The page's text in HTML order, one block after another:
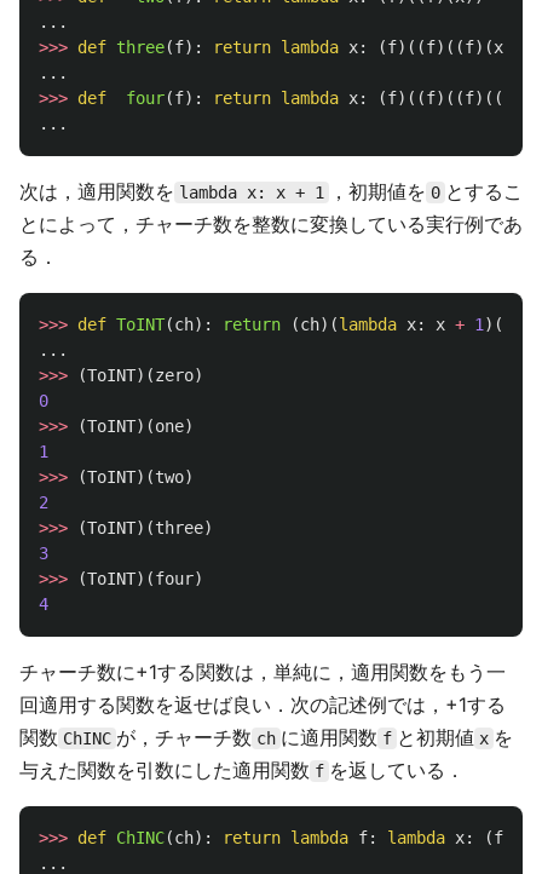
...
>>> def three(f): return lambda x: (f)((f)((f)(x
...
>>> def four(f): return lambda x: (f)((f)((f)((
...
次は，適用関数を lambda x: x + 1 ，初期値を 0 とするこ
とによって，チャーチ数を整数に変換している実行例であ
る．
>>> def ToINT(ch): return (ch)(lambda x: x + 1 )(
...
>>>
(ToINT)(zero)
0
>>>
(ToINT)(one)
1
>>>
(ToINT)(two)
2
>>>
(ToINT)(three)
3
>>>
(ToINT)(four)
4
チャーチ数に+1する関数は，単純に，適用関数をもう一
回適用する関数を返せば良い．次の記述例では，+1する
関数 ChINC が，チャーチ数 ch に適用関数 f と初期値 x を
与えた関数を引数にした適用関数 f を返している．
>>> def ChINC(ch): return lambda f: lambda x: (f
...